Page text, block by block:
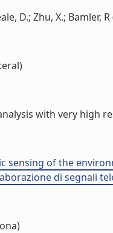
D.; Zhu, X.; Bamler,
with very high
of the
di segnali